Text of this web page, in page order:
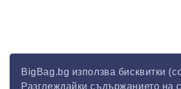
BigBag.bg използва бисквитки
Разглеждайки съдържанието на